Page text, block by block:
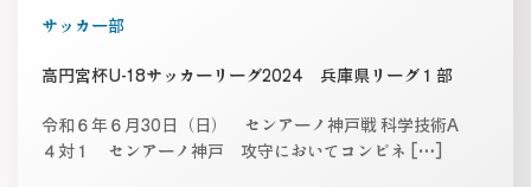
サッカー部
高円宮杯U-18サッカーリーグ2024 兵庫県リーグ１部
令和６年６月30日（日） センアーノ神戸戦 科学技術A
４対１ センアーノ神戸 攻守においてコンビネ […]